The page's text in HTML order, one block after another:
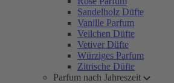
Sandelholz Düfte
Vanille Parfum
Veilchen Düfte
Vetiver Düfte
Würziges Parfum
Zitrische Düfte
Parfum nach Jahreszeit